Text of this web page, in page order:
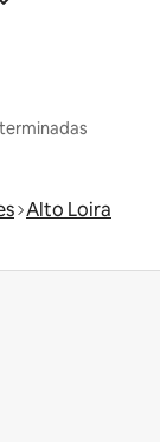
Alto Loira